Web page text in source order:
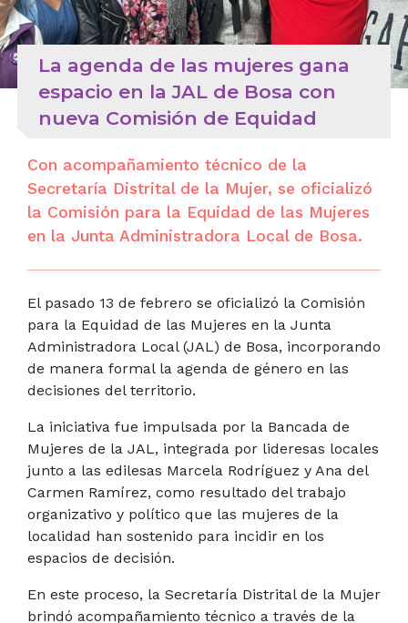
La agenda de las mujeres gana
espacio en la JAL de Bosa con
nueva Comisión de Equidad
Con acompañamiento técnico de la
Secretaría Distrital de la Mujer, se oficializó
la Comisión para la Equidad de las Mujeres
en la Junta Administradora Local de Bosa.
El pasado 13 de febrero se oficializó la Comisión
para la Equidad de las Mujeres en la Junta
Administradora Local (JAL) de Bosa, incorporando
de manera formal la agenda de género en las
decisiones del territorio.
La iniciativa fue impulsada por la Bancada de
Mujeres de la JAL, integrada por lideresas locales
junto a las edilesas Marcela Rodríguez y Ana del
Carmen Ramírez, como resultado del trabajo
organizativo y político que las mujeres de la
localidad han sostenido para incidir en los
espacios de decisión.
En este proceso, la Secretaría Distrital de la Mujer
brindó acompañamiento técnico a través de la